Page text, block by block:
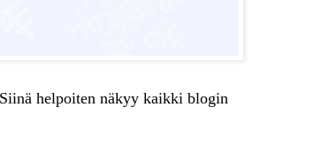
helpoiten näkyy kaikki blogin